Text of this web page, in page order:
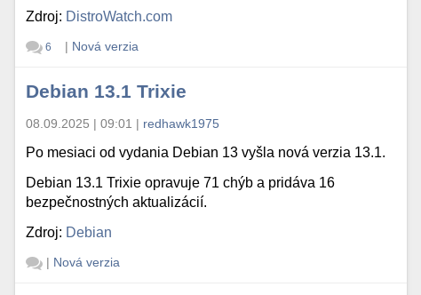
Zdroj: DistroWatch.com
6 | Nová verzia
Debian 13.1 Trixie
08.09.2025 | 09:01 | redhawk1975
Po mesiaci od vydania Debian 13 vyšla nová verzia 13.1.
Debian 13.1 Trixie opravuje 71 chýb a pridáva 16
bezpečnostných aktualizácií.
Zdroj: Debian
| Nová verzia